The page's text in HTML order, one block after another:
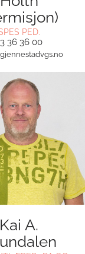
PED.
36 36 00
Kai A.